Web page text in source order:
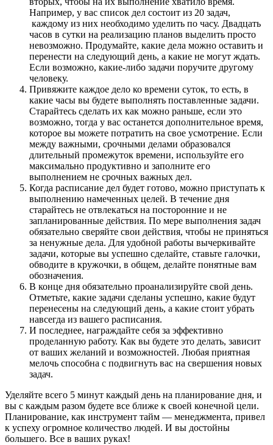
Например, у вас список дел состоит из 20 задач,
каждому из них необходимо уделить по часу. Двадцать
часов в сутки на реализацию планов выделить просто
невозможно. Продумайте, какие дела можно оставить и
перенести на следующий день, а какие не могут ждать.
Если возможно, какие-либо задачи поручите другому
человеку.
Привяжите каждое дело ко времени суток, то есть, в
какие часы вы будете выполнять поставленные задачи.
Старайтесь сделать их как можно раньше, если это
возможно, тогда у вас останется дополнительное время,
которое вы можете потратить на свое усмотрение. Если
между важными, срочными делами образовался
длительный промежуток времени, используйте его
максимально продуктивно и заполните его
выполнением не срочных важных дел.
Когда расписание дел будет готово, можно приступать к
выполнению намеченных целей. В течение дня
старайтесь не отвлекаться на посторонние и не
запланированные действия. По мере выполнения задач
обязательно сверяйте свои действия, чтобы не приняться
за ненужные дела. Для удобной работы вычеркивайте
задачи, которые вы успешно сделайте, ставьте галочки,
обводите в кружочки, в общем, делайте понятные вам
обозначения.
В конце дня обязательно проанализируйте свой день.
Отметьте, какие задачи сделаны успешно, какие будут
перенесены на следующий день, а какие стоит убрать
навсегда из вашего расписания.
И последнее, награждайте себя за эффективно
проделанную работу. Как вы будете это делать, зависит
от ваших желаний и возможностей. Любая приятная
мелочь способна с подвигнуть вас на свершения новых
задач.
Уделяйте всего 5 минут каждый день на планирование дня, и
вы с каждым разом будете все ближе к своей конечной цели.
Планирование, как инструмент тайм — менеджмента, привел
к успеху огромное количество людей. И вы достойны
большего. Все в ваших руках!